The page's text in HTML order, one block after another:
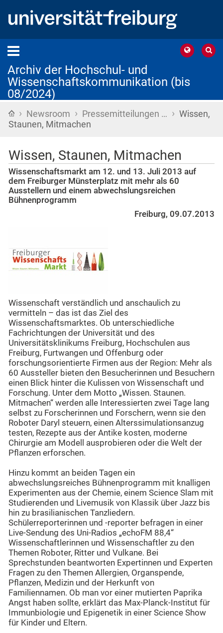
Archiv der Hochschul- und
Wissenschaftskommunikation (bis
08/2024)
Startseite
› Newsroom › Pressemitteilungen … › Wissen,
Staunen, Mitmachen
Wissen, Staunen, Mitmachen
Wissenschaftsmarkt am 12. und 13. Juli 2013 auf
dem Freiburger Münsterplatz mit mehr als 60
Ausstellern und einem abwechslungsreichen
Bühnenprogramm
Freiburg, 09.07.2013
Wissenschaft verständlich und anschaulich zu
vermitteln – das ist das Ziel des
Wissenschaftsmarktes. Ob unterschiedliche
Fachrichtungen der Universität und des
Universitätsklinikums Freiburg, Hochschulen aus
Freiburg, Furtwangen und Offenburg oder
forschungsorientierte Firmen aus der Region: Mehr als
60 Aussteller bieten den Besucherinnen und Besuchern
einen Blick hinter die Kulissen von Wissenschaft und
Forschung. Unter dem Motto „Wissen. Staunen.
Mitmachen“ werden alle Interessierten zwei Tage lang
selbst zu Forscherinnen und Forschern, wenn sie den
Roboter Daryl steuern, einen Alterssimulationsanzug
testen, Rezepte aus der Antike kosten, moderne
Chirurgie am Modell ausprobieren oder die Welt der
Pflanzen erforschen.
Hinzu kommt an beiden Tagen ein
abwechslungsreiches Bühnenprogramm mit knalligen
Experimenten aus der Chemie, einem Science Slam mit
Studierenden und Livemusik von Klassik über Jazz bis
hin zu brasilianischen Tanzliedern.
Schülerreporterinnen und -reporter befragen in einer
Live-Sendung des Uni-Radios „echoFM 88,4“
Wissenschaftlerinnen und Wissenschaftler zu den
Themen Roboter, Ritter und Vulkane. Bei
Sprechstunden beantworten Expertinnen und Experten
Fragen zu den Themen Allergien, Organspende,
Pflanzen, Medizin und der Herkunft von
Familiennamen. Ob man vor einer mutierten Paprika
Angst haben sollte, erklärt das Max-Planck-Institut für
Immunbiologie und Epigenetik in einer Science Show
für Kinder und Eltern.